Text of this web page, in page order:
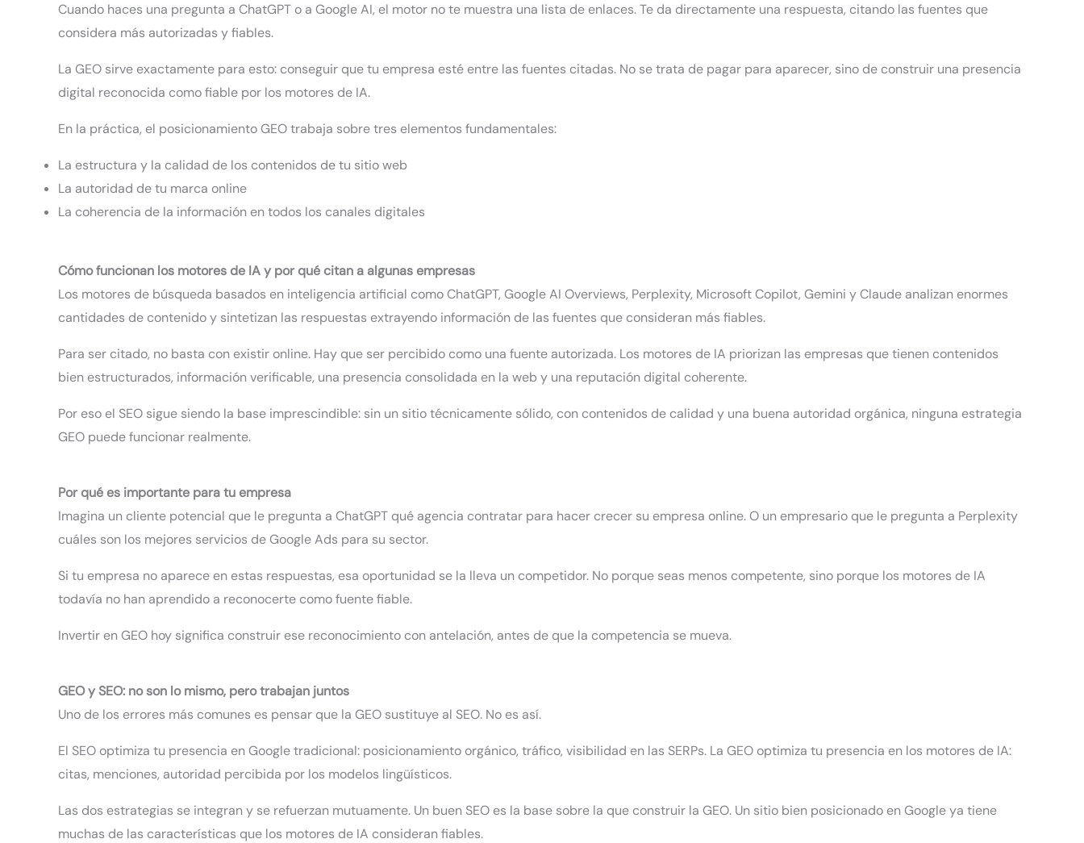
Cuando haces una pregunta a ChatGPT o a Google AI, el motor no te muestra una lista de enlaces. Te da directamente una respuesta, citando las fuentes que
considera más autorizadas y fiables.
La GEO sirve exactamente para esto: conseguir que tu empresa esté entre las fuentes citadas. No se trata de pagar para aparecer, sino de construir una presencia
digital reconocida como fiable por los motores de IA.
En la práctica, el posicionamiento GEO trabaja sobre tres elementos fundamentales:
La estructura y la calidad de los contenidos de tu sitio web
La autoridad de tu marca online
La coherencia de la información en todos los canales digitales
Cómo funcionan los motores de IA y por qué citan a algunas empresas
Los motores de búsqueda basados en inteligencia artificial como ChatGPT, Google AI Overviews, Perplexity, Microsoft Copilot, Gemini y Claude analizan enormes
cantidades de contenido y sintetizan las respuestas extrayendo información de las fuentes que consideran más fiables.
Para ser citado, no basta con existir online. Hay que ser percibido como una fuente autorizada. Los motores de IA priorizan las empresas que tienen contenidos
bien estructurados, información verificable, una presencia consolidada en la web y una reputación digital coherente.
Por eso el SEO sigue siendo la base imprescindible: sin un sitio técnicamente sólido, con contenidos de calidad y una buena autoridad orgánica, ninguna estrategia
GEO puede funcionar realmente.
Por qué es importante para tu empresa
Imagina un cliente potencial que le pregunta a ChatGPT qué agencia contratar para hacer crecer su empresa online. O un empresario que le pregunta a Perplexity
cuáles son los mejores servicios de Google Ads para su sector.
Si tu empresa no aparece en estas respuestas, esa oportunidad se la lleva un competidor. No porque seas menos competente, sino porque los motores de IA
todavía no han aprendido a reconocerte como fuente fiable.
Invertir en GEO hoy significa construir ese reconocimiento con antelación, antes de que la competencia se mueva.
GEO y SEO: no son lo mismo, pero trabajan juntos
Uno de los errores más comunes es pensar que la GEO sustituye al SEO. No es así.
El SEO optimiza tu presencia en Google tradicional: posicionamiento orgánico, tráfico, visibilidad en las SERPs. La GEO optimiza tu presencia en los motores de IA:
citas, menciones, autoridad percibida por los modelos lingüísticos.
Las dos estrategias se integran y se refuerzan mutuamente. Un buen SEO es la base sobre la que construir la GEO. Un sitio bien posicionado en Google ya tiene
muchas de las características que los motores de IA consideran fiables.